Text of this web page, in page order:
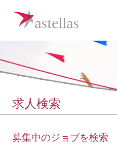
求人検索
募集中のジョブを検索